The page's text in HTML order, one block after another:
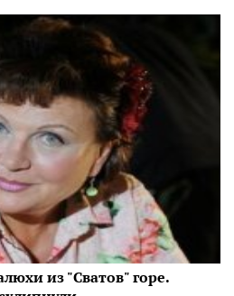
из "Сватов" горе.